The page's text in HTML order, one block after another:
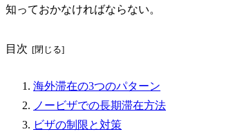
知っておかなければならない。
目次
海外滞在の3つのパターン
ノービザでの長期滞在方法
ビザの制限と対策